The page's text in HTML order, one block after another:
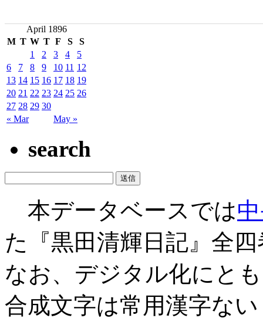
April 1896
M T W T F S S
« Mar May »
1 2 3 4
5
6
7 8 9 10 11 12
13 14 15 16 17 18 19
20 21 22 23 24 25 26
27 28 29 30
search
本データベースでは
た『黒田清輝日記』全
なお、デジタル化にと
合成文字は常用漢字な